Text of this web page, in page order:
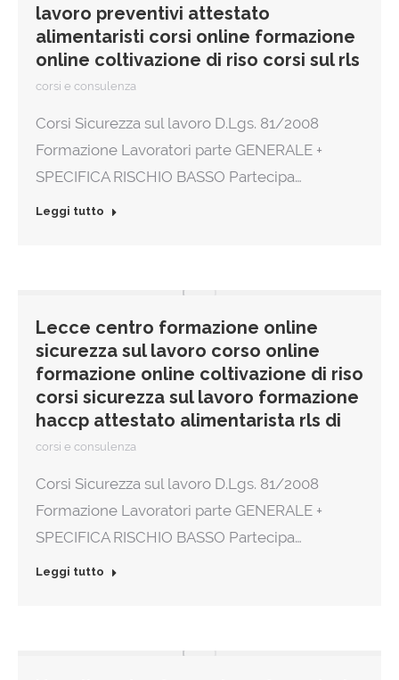
lavoro preventivi attestato
alimentaristi corsi online formazione
online coltivazione di riso corsi sul rls
corsi e consulenza
Corsi Sicurezza sul lavoro D.Lgs. 81/2008
Formazione Lavoratori parte GENERALE +
SPECIFICA RISCHIO BASSO Partecipa…
Leggi tutto
Lecce centro formazione online
sicurezza sul lavoro corso online
formazione online coltivazione di riso
corsi sicurezza sul lavoro formazione
haccp attestato alimentarista rls di
corsi e consulenza
Corsi Sicurezza sul lavoro D.Lgs. 81/2008
Formazione Lavoratori parte GENERALE +
SPECIFICA RISCHIO BASSO Partecipa…
Leggi tutto